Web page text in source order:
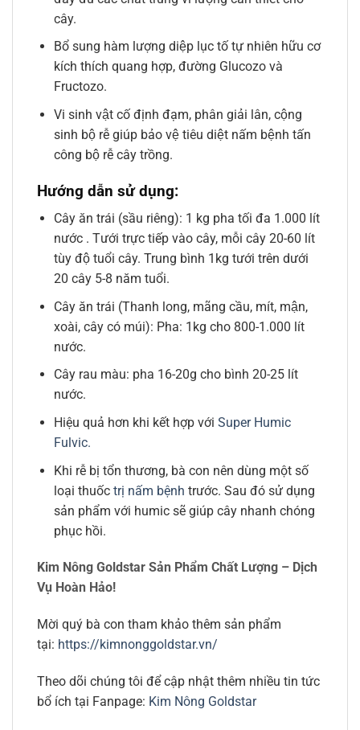
cây.
Bổ sung hàm lượng diệp lục tố tự nhiên hữu cơ
kích thích quang hợp, đường Glucozo và
Fructozo.
Vi sinh vật cố định đạm, phân giải lân, cộng
sinh bộ rễ giúp bảo vệ tiêu diệt nấm bệnh tấn
công bộ rễ cây trồng.
Hướng dẫn sử dụng:
Cây ăn trái (sầu riêng): 1 kg pha tối đa 1.000 lít
nước . Tưới trực tiếp vào cây, mỗi cây 20-60 lít
tùy độ tuổi cây. Trung bình 1kg tưới trên dưới
20 cây 5-8 năm tuổi.
Cây ăn trái (Thanh long, mãng cầu, mít, mận,
xoài, cây có múi): Pha: 1kg cho 800-1.000 lít
nước.
Cây rau màu: pha 16-20g cho bình 20-25 lít
nước.
Hiệu quả hơn khi kết hợp với Super Humic
Fulvic.
Khi rễ bị tổn thương, bà con nên dùng một số
loại thuốc trị nấm bệnh trước. Sau đó sử dụng
sản phẩm với humic sẽ giúp cây nhanh chóng
phục hồi.
Kim Nông Goldstar Sản Phẩm Chất Lượng – Dịch
Vụ Hoàn Hảo!
Mời quý bà con tham khảo thêm sản phẩm
tại: https://kimnonggoldstar.vn/
Theo dõi chúng tôi để cập nhật thêm nhiều tin tức
bổ ích tại Fanpage: Kim Nông Goldstar